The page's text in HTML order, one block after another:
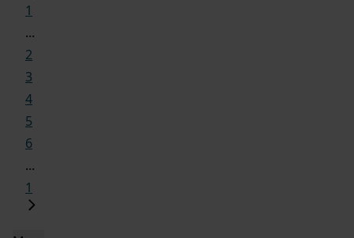
1
...
2
3
4
5
6
...
1